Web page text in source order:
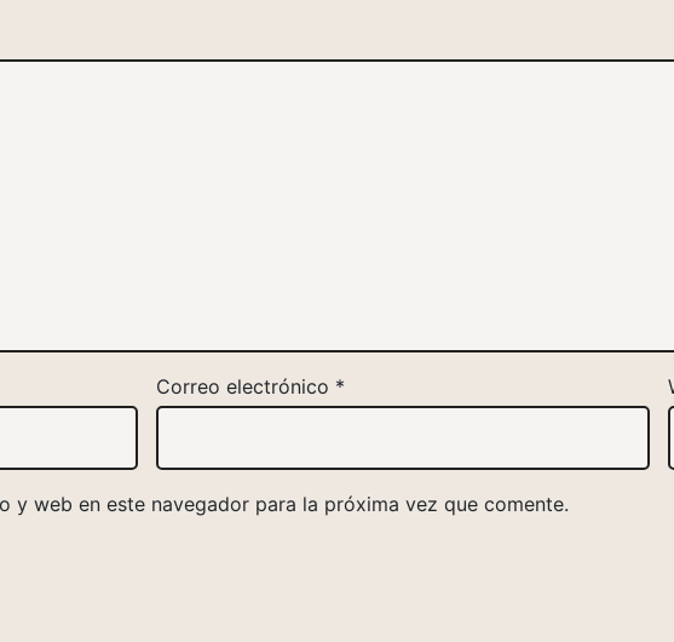
Correo electrónico *
y web en este navegador para la próxima vez que comente.